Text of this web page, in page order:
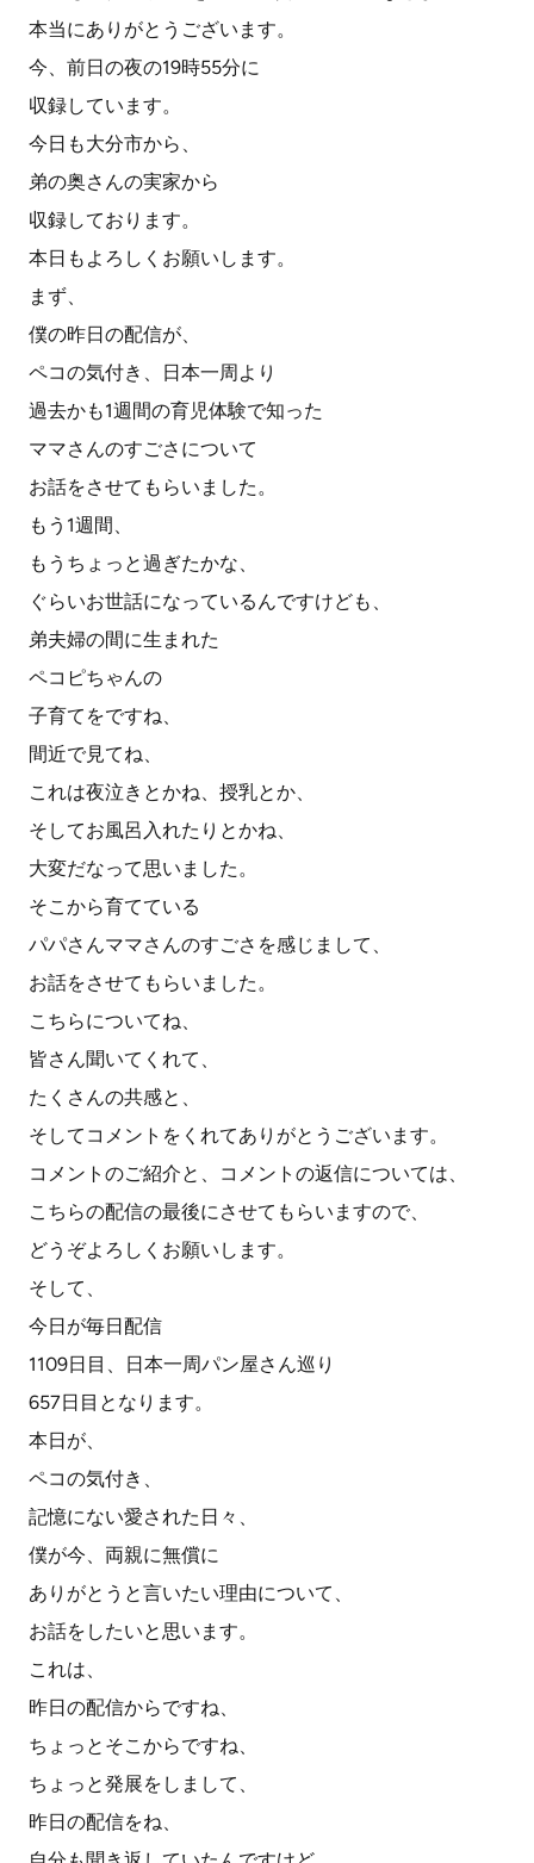
本当にありがとうございます。
今、前日の夜の19時55分に
収録しています。
今日も大分市から、
弟の奥さんの実家から
収録しております。
本日もよろしくお願いします。
まず、
僕の昨日の配信が、
ペコの気付き、日本一周より
過去かも1週間の育児体験で知った
ママさんのすごさについて
お話をさせてもらいました。
もう1週間、
もうちょっと過ぎたかな、
ぐらいお世話になっているんですけども、
弟夫婦の間に生まれた
ペコピちゃんの
子育てをですね、
間近で見てね、
これは夜泣きとかね、授乳とか、
そしてお風呂入れたりとかね、
大変だなって思いました。
そこから育てている
パパさんママさんのすごさを感じまして、
お話をさせてもらいました。
こちらについてね、
皆さん聞いてくれて、
たくさんの共感と、
そしてコメントをくれてありがとうございます。
コメントのご紹介と、コメントの返信については、
こちらの配信の最後にさせてもらいますので、
どうぞよろしくお願いします。
そして、
今日が毎日配信
1109日目、日本一周パン屋さん巡り
657日目となります。
本日が、
ペコの気付き、
記憶にない愛された日々、
僕が今、両親に無償に
ありがとうと言いたい理由について、
お話をしたいと思います。
これは、
昨日の配信からですね、
ちょっとそこからですね、
ちょっと発展をしまして、
昨日の配信をね、